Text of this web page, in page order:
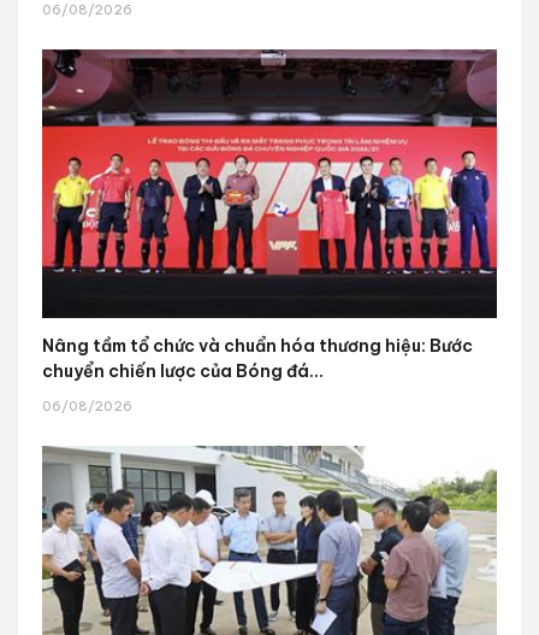
06/08/2026
Nâng tầm tổ chức và chuẩn hóa thương hiệu: Bước
chuyển chiến lược của Bóng đá...
06/08/2026